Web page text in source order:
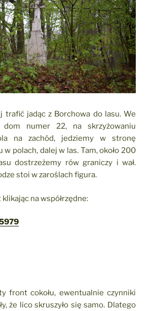
trafić jadąc z Borchowa do lasu. We
numer 22, na skrzyżowaniu
na zachód, jedziemy w stronę
polach, dalej w las. Tam, około 200
dostrzeżemy rów graniczy i wał.
stoi w zaroślach figura.
na współrzędne:
front cokołu, ewentualnie czynniki
że lico skruszyło się samo. Dlatego